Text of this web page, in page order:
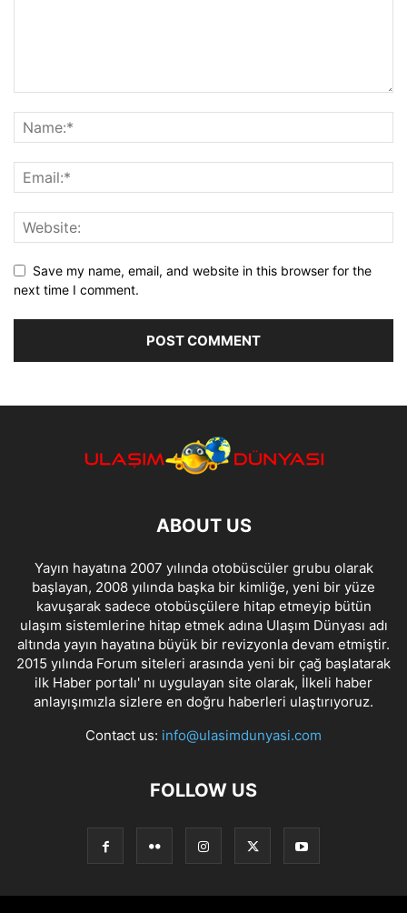
Save my name, email, and website in this browser for the
next time I comment.
ABOUT US
Yayın hayatına 2007 yılında otobüscüler grubu olarak
başlayan, 2008 yılında başka bir kimliğe, yeni bir yüze
kavuşarak sadece otobüsçülere hitap etmeyip bütün
ulaşım sistemlerine hitap etmek adına Ulaşım Dünyası adı
altında yayın hayatına büyük bir revizyonla devam etmiştir.
2015 yılında Forum siteleri arasında yeni bir çağ başlatarak
ilk Haber portalı' nı uygulayan site olarak, İlkeli haber
anlayışımızla sizlere en doğru haberleri ulaştırıyoruz.
Contact us: info@ulasimdunyasi.com
FOLLOW US